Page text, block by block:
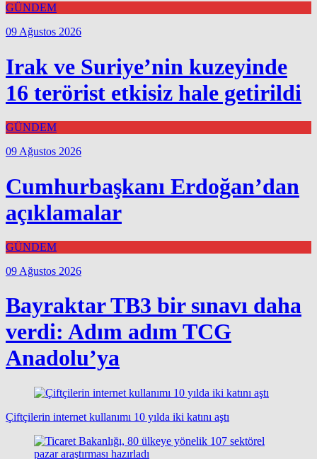
GÜNDEM
09 Ağustos 2026
Irak ve Suriye’nin kuzeyinde
16 terörist etkisiz hale getirildi
GÜNDEM
09 Ağustos 2026
Cumhurbaşkanı Erdoğan’dan
açıklamalar
GÜNDEM
09 Ağustos 2026
Bayraktar TB3 bir sınavı daha
verdi: Adım adım TCG
Anadolu’ya
Çiftçilerin internet kullanımı 10 yılda iki katını aştı